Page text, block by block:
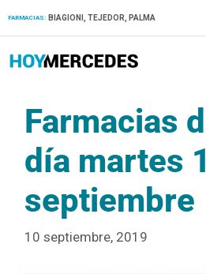
FARMACIAS: BIAGIONI, TEJEDOR, PALMA
Farmacias
día martes
septiembre
10 septiembre, 2019